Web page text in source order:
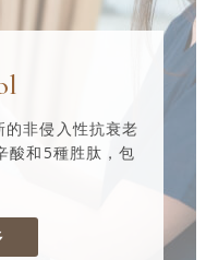
非侵入性抗衰老
酸和5種胜肽，包